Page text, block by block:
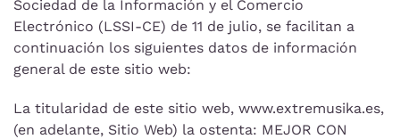
Sociedad de la Información y el Comercio
Electrónico (LSSI-CE) de 11 de julio, se facilitan a
continuación los siguientes datos de información
general de este sitio web:
La titularidad de este sitio web, www.extremusika.es,
(en adelante, Sitio Web) la ostenta: MEJOR CON